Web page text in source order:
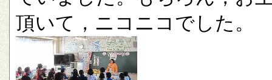
頂いて，ニコニコでした。